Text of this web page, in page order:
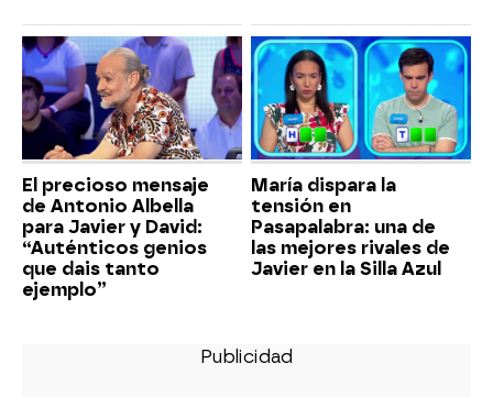
El precioso mensaje
de Antonio Albella
para Javier y David:
“Auténticos genios
que dais tanto
ejemplo”
María dispara la
tensión en
Pasapalabra: una de
las mejores rivales de
Javier en la Silla Azul